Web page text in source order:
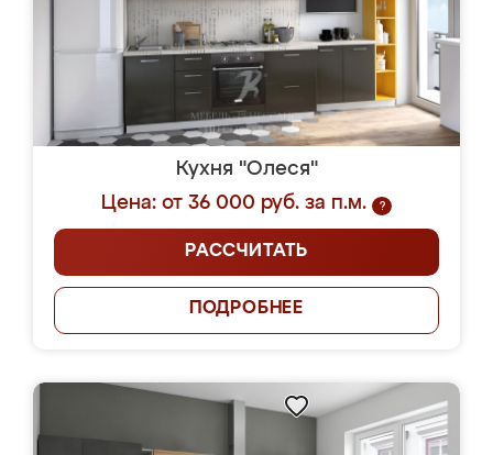
Кухня "Олеся"
Цена: от 36 000 руб. за п.м.
?
РАССЧИТАТЬ
ПОДРОБНЕЕ